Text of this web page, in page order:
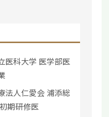
医科大学 医学部医
法人仁愛会 浦添総
期研修医